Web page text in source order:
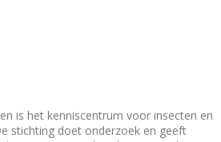
is het kenniscentrum voor insecten en
stichting doet onderzoek en geeft